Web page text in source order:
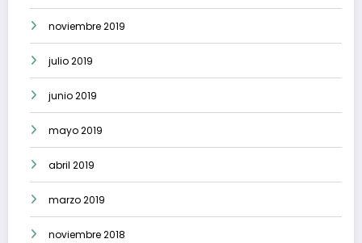
noviembre 2019
julio 2019
junio 2019
mayo 2019
abril 2019
marzo 2019
noviembre 2018